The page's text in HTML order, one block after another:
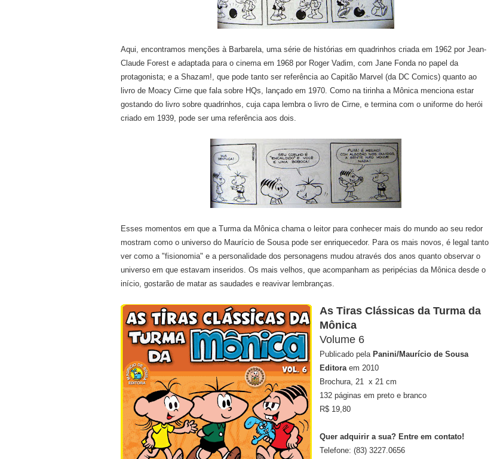
Aqui, encontramos menções à Barbarela, uma série de histórias em quadrinhos criada em 1962 por Jean-
Claude Forest e adaptada para o cinema em 1968 por Roger Vadim, com Jane Fonda no papel da
protagonista; e a Shazam!, que pode tanto ser referência ao Capitão Marvel (da DC Comics) quanto ao
livro de Moacy Cirne que fala sobre HQs, lançado em 1970. Como na tirinha a Mônica menciona estar
gostando do livro sobre quadrinhos, cuja capa lembra o livro de Cirne, e termina com o uniforme do herói
criado em 1939, pode ser uma referência aos dois.
Esses momentos em que a Turma da Mônica chama o leitor para conhecer mais do mundo ao seu redor
mostram como o universo do Maurício de Sousa pode ser enriquecedor. Para os mais novos, é legal tanto
ver como a "fisionomia" e a personalidade dos personagens mudou através dos anos quanto observar o
universo em que estavam inseridos. Os mais velhos, que acompanham as peripécias da Mônica desde o
início, gostarão de matar as saudades e reavivar lembranças.
As Tiras Clássicas da Turma da
Mônica
Volume 6
Publicado pela Panini/Maurício de Sousa
Editoraem 2010
Brochura, 21 x 21 cm
132 páginas em preto e branco
R$ 19,80
Quer adquirir a sua? Entre em contato!
Telefone: (83) 3227.0656